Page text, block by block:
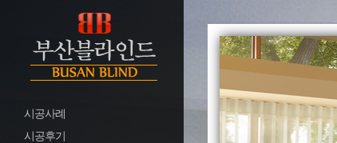
시공사례
시공후기